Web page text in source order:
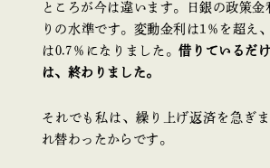
ところが今は違います。日銀の政策金
りの水準です。変動金利は1％を超え
は0.7％になりました。借りているだ
は、終わりました。
それでも私は、繰り上げ返済を急ぎ
れ替わったからです。